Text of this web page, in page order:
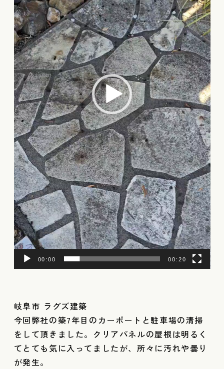
00:00 00:20
岐阜市 ラグズ建築
今回弊社の築7年目のカーポートと駐車場の清掃
をして頂きました。クリアパネルの屋根は明るく
てとても気に入ってましたが、所々に汚れや曇り
が発生。